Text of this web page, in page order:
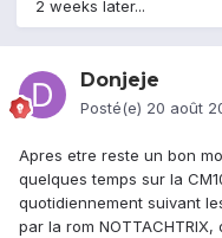
2 weeks later...
Donjeje
Posté(e) 20 août
Apres etre reste un bon
quelques temps sur la
quotidiennement suivant
par la rom